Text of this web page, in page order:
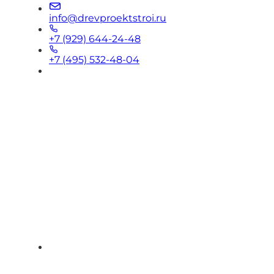
info@drevproektstroi.ru
+7 (929) 644-24-48
+7 (495) 532-48-04